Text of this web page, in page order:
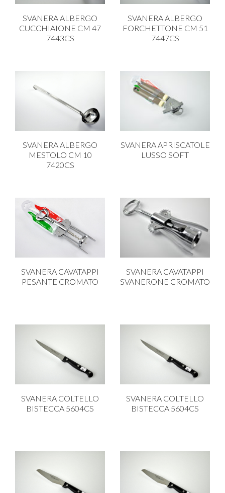
PORCELLANA
PULIZIA E IGIENE
SCALE E SGABELLI
TUTTO PER L'OLIO
UTENSILI IN CUCINA
ZERBINI
SVANERA ALBERGO
CUCCHIAIONE CM 47
7443CS
SVANERA ALBERGO
FORCHETTONE CM 51
7447CS
SVANERA ALBERGO
MESTOLO CM 10
7420CS
SVANERA APRISCATOLE
LUSSO SOFT
SVANERA CAVATAPPI
PESANTE CROMATO
SVANERA CAVATAPPI
SVANERONE CROMATO
SVANERA COLTELLO
BISTECCA 5604CS
SVANERA COLTELLO
BISTECCA 5604CS